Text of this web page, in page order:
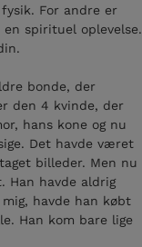
For andre er
spirituel oplevelse.
bonde, der
den 4 kvinde, der
hans kone og nu
Det havde været
billeder. Men nu
Han havde aldrig
havde han købt
Han kom bare lige